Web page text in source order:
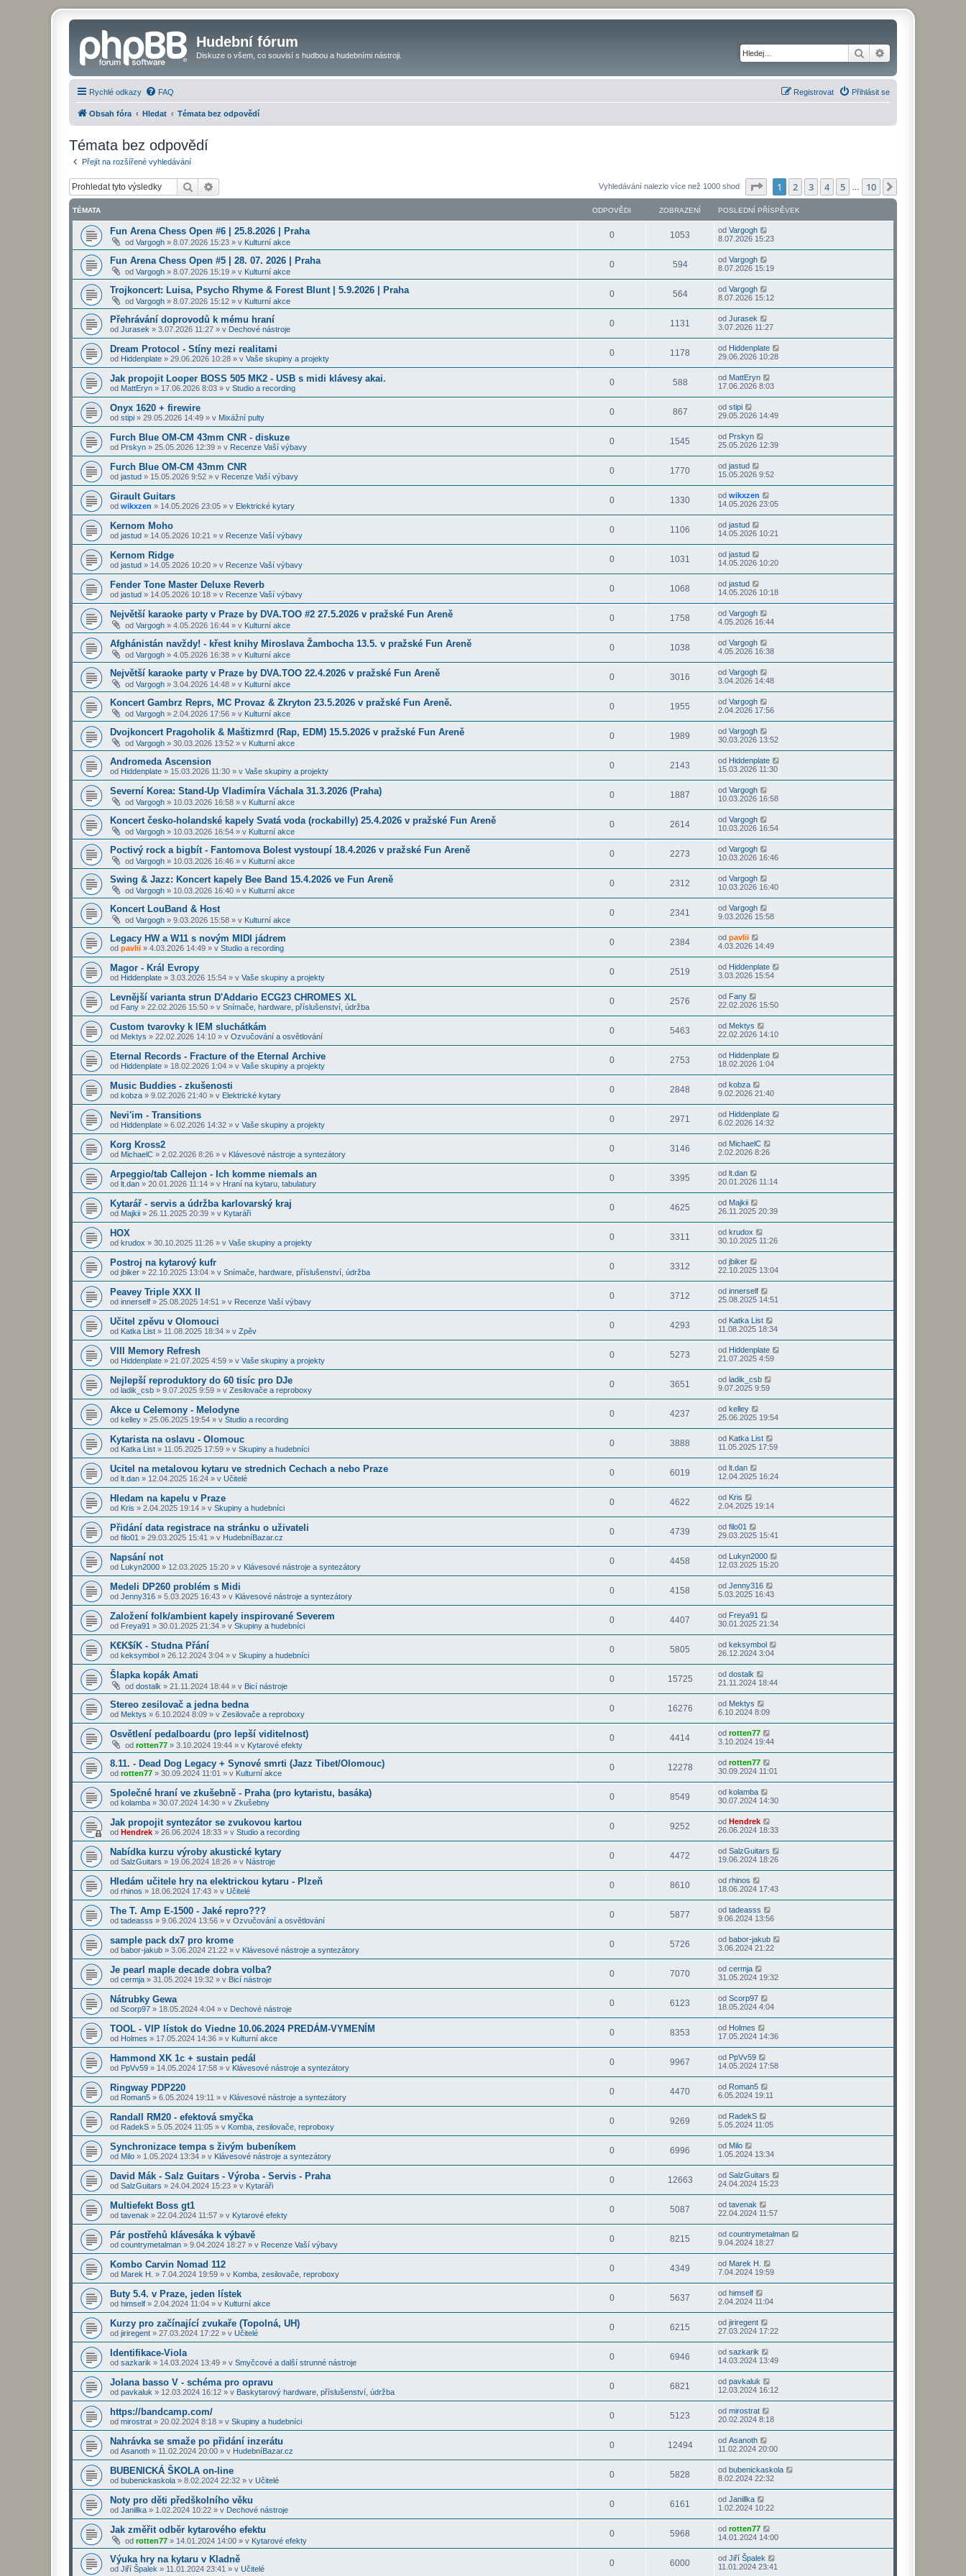
Hudební fórum
Diskuze o všem, co souvisí s hudbou a hudebními nástroji. Hledat
Rychlé odkazy FAQ Přihlásit se
Registrovat
Obsah fóra Hledat Témata bez odpovědí
Témata bez odpovědí
Přejít na rozšířené vyhledávání
Hledat Vyhledávání nalezlo více než 1000 shod Stránka z
1 2 3 4 5 10
TÉMATA ODPOVĚDI ZOBRAZENÍ POSLEDNÍ PŘÍSPĚVEK
Fun Arena Chess Open #6 | 25.8.2026 | Praha
od Vargogh » 8.07.2026 15:23 » v Kulturní akce
0 1053 od Vargogh
8.07.2026 15:23
Fun Arena Chess Open #5 | 28. 07. 2026 | Praha
od Vargogh » 8.07.2026 15:19 » v Kulturní akce
0 594 od Vargogh
8.07.2026 15:19
Trojkoncert: Luisa, Psycho Rhyme & Forest Blunt | 5.9.2026 | Praha
od Vargogh » 8.07.2026 15:12 » v Kulturní akce
0 564 od Vargogh
8.07.2026 15:12
Přehrávání doprovodů k mému hraní
od Jurasek » 3.07.2026 11:27 » v Dechové nástroje
0 1131 od Jurasek
3.07.2026 11:27
Dream Protocol - Stíny mezi realitami
od Hiddenplate » 29.06.2026 10:28 » v Vaše skupiny a projekty
0 1178 od Hiddenplate
29.06.2026 10:28
Jak propojit Looper BOSS 505 MK2 - USB s midi klávesy akai.
od MattEryn » 17.06.2026 8:03 » v Studio a recording
0 588 od MattEryn
17.06.2026 8:03
Onyx 1620 + firewire
od stipi » 29.05.2026 14:49 » v Mixážní pulty
0 867 od stipi
29.05.2026 14:49
Furch Blue OM-CM 43mm CNR - diskuze
od Prskyn » 25.05.2026 12:39 » v Recenze Vaší výbavy
0 1545 od Prskyn
25.05.2026 12:39
Furch Blue OM-CM 43mm CNR
od jastud » 15.05.2026 9:52 » v Recenze Vaší výbavy
0 1770 od jastud
15.05.2026 9:52
Girault Guitars
od wikxzen » 14.05.2026 23:05 » v Elektrické kytary
0 1330 od wikxzen
14.05.2026 23:05
Kernom Moho
od jastud » 14.05.2026 10:21 » v Recenze Vaší výbavy
0 1106 od jastud
14.05.2026 10:21
Kernom Ridge
od jastud » 14.05.2026 10:20 » v Recenze Vaší výbavy
0 1031 od jastud
14.05.2026 10:20
Fender Tone Master Deluxe Reverb
od jastud » 14.05.2026 10:18 » v Recenze Vaší výbavy
0 1068 od jastud
14.05.2026 10:18
Největší karaoke party v Praze by DVA.TOO #2 27.5.2026 v pražské Fun Areně
od Vargogh » 4.05.2026 16:44 » v Kulturní akce
0 1758 od Vargogh
4.05.2026 16:44
Afghánistán navždy! - křest knihy Miroslava Žambocha 13.5. v pražské Fun Areně
od Vargogh » 4.05.2026 16:38 » v Kulturní akce
0 1038 od Vargogh
4.05.2026 16:38
Největší karaoke party v Praze by DVA.TOO 22.4.2026 v pražské Fun Areně
od Vargogh » 3.04.2026 14:48 » v Kulturní akce
0 3016 od Vargogh
3.04.2026 14:48
Koncert Gambrz Reprs, MC Provaz & Zkryton 23.5.2026 v pražské Fun Areně.
od Vargogh » 2.04.2026 17:56 » v Kulturní akce
0 1955 od Vargogh
2.04.2026 17:56
Dvojkoncert Pragoholik & Maštizmrd (Rap, EDM) 15.5.2026 v pražské Fun Areně
od Vargogh » 30.03.2026 13:52 » v Kulturní akce
0 1989 od Vargogh
30.03.2026 13:52
Andromeda Ascension
od Hiddenplate » 15.03.2026 11:30 » v Vaše skupiny a projekty
0 2143 od Hiddenplate
15.03.2026 11:30
Severní Korea: Stand-Up Vladimíra Váchala 31.3.2026 (Praha)
od Vargogh » 10.03.2026 16:58 » v Kulturní akce
0 1887 od Vargogh
10.03.2026 16:58
Koncert česko-holandské kapely Svatá voda (rockabilly) 25.4.2026 v pražské Fun Areně
od Vargogh » 10.03.2026 16:54 » v Kulturní akce
0 2614 od Vargogh
10.03.2026 16:54
Poctivý rock a bigbít - Fantomova Bolest vystoupí 18.4.2026 v pražské Fun Areně
od Vargogh » 10.03.2026 16:46 » v Kulturní akce
0 2273 od Vargogh
10.03.2026 16:46
Swing & Jazz: Koncert kapely Bee Band 15.4.2026 ve Fun Areně
od Vargogh » 10.03.2026 16:40 » v Kulturní akce
0 2312 od Vargogh
10.03.2026 16:40
Koncert LouBand & Host
od Vargogh » 9.03.2026 15:58 » v Kulturní akce
0 2341 od Vargogh
9.03.2026 15:58
Legacy HW a W11 s novým MIDI jádrem
od pavlii » 4.03.2026 14:49 » v Studio a recording
0 2384 od pavlii
4.03.2026 14:49
Magor - Král Evropy
od Hiddenplate » 3.03.2026 15:54 » v Vaše skupiny a projekty
0 2519 od Hiddenplate
3.03.2026 15:54
Levnější varianta strun D'Addario ECG23 CHROMES XL
od Fany » 22.02.2026 15:50 » v Snímače, hardware, příslušenství, údržba
0 2576 od Fany
22.02.2026 15:50
Custom tvarovky k IEM sluchátkám
od Mektys » 22.02.2026 14:10 » v Ozvučování a osvětlování
0 5463 od Mektys
22.02.2026 14:10
Eternal Records - Fracture of the Eternal Archive
od Hiddenplate » 18.02.2026 1:04 » v Vaše skupiny a projekty
0 2753 od Hiddenplate
18.02.2026 1:04
Music Buddies - zkušenosti
od kobza » 9.02.2026 21:40 » v Elektrické kytary
0 2848 od kobza
9.02.2026 21:40
Nevi'im - Transitions
od Hiddenplate » 6.02.2026 14:32 » v Vaše skupiny a projekty
0 2971 od Hiddenplate
6.02.2026 14:32
Korg Kross2
od MichaelC » 2.02.2026 8:26 » v Klávesové nástroje a syntezátory
0 3146 od MichaelC
2.02.2026 8:26
Arpeggio/tab Callejon - Ich komme niemals an
od lt.dan » 20.01.2026 11:14 » v Hraní na kytaru, tabulatury
0 3395 od lt.dan
20.01.2026 11:14
Kytarář - servis a údržba karlovarský kraj
od Majkii » 26.11.2025 20:39 » v Kytaráři
0 4625 od Majkii
26.11.2025 20:39
HOX
od krudox » 30.10.2025 11:26 » v Vaše skupiny a projekty
0 3311 od krudox
30.10.2025 11:26
Postroj na kytarový kufr
od jbiker » 22.10.2025 13:04 » v Snímače, hardware, příslušenství, údržba
0 3312 od jbiker
22.10.2025 13:04
Peavey Triple XXX II
od innerself » 25.08.2025 14:51 » v Recenze Vaší výbavy
0 3712 od innerself
25.08.2025 14:51
Učitel zpěvu v Olomouci
od Katka List » 11.08.2025 18:34 » v Zpěv
0 4293 od Katka List
11.08.2025 18:34
VIII Memory Refresh
od Hiddenplate » 21.07.2025 4:59 » v Vaše skupiny a projekty
0 5273 od Hiddenplate
21.07.2025 4:59
Nejlepší reproduktory do 60 tisíc pro DJe
od ladik_csb » 9.07.2025 9:59 » v Zesilovače a reproboxy
0 3651 od ladik_csb
9.07.2025 9:59
Akce u Celemony - Melodyne
od kelley » 25.06.2025 19:54 » v Studio a recording
0 4237 od kelley
25.06.2025 19:54
Kytarista na oslavu - Olomouc
od Katka List » 11.05.2025 17:59 » v Skupiny a hudebníci
0 3888 od Katka List
11.05.2025 17:59
Ucitel na metalovou kytaru ve strednich Cechach a nebo Praze
od lt.dan » 12.04.2025 16:24 » v Učitelé
0 6019 od lt.dan
12.04.2025 16:24
Hledam na kapelu v Praze
od Kris » 2.04.2025 19:14 » v Skupiny a hudebníci
0 4622 od Kris
2.04.2025 19:14
Přidání data registrace na stránku o uživateli
od filo01 » 29.03.2025 15:41 » v HudebníBazar.cz
0 4739 od filo01
29.03.2025 15:41
Napsání not
od Lukyn2000 » 12.03.2025 15:20 » v Klávesové nástroje a syntezátory
0 4458 od Lukyn2000
12.03.2025 15:20
Medeli DP260 problém s Midi
od Jenny316 » 5.03.2025 16:43 » v Klávesové nástroje a syntezátory
0 4158 od Jenny316
5.03.2025 16:43
Založení folk/ambient kapely inspirované Severem
od Freya91 » 30.01.2025 21:34 » v Skupiny a hudebníci
0 4407 od Freya91
30.01.2025 21:34
K€K$íK - Studna Přání
od keksymbol » 26.12.2024 3:04 » v Skupiny a hudebníci
0 5805 od keksymbol
26.12.2024 3:04
Šlapka kopák Amati
od dostalk » 21.11.2024 18:44 » v Bicí nástroje
0 15725 od dostalk
21.11.2024 18:44
Stereo zesilovač a jedna bedna
od Mektys » 6.10.2024 8:09 » v Zesilovače a reproboxy
0 16276 od Mektys
6.10.2024 8:09
Osvětlení pedalboardu (pro lepší viditelnost)
od rotten77 » 3.10.2024 19:44 » v Kytarové efekty
0 4414 od rotten77
3.10.2024 19:44
8.11. - Dead Dog Legacy + Synové smrti (Jazz Tibet/Olomouc)
od rotten77 » 30.09.2024 11:01 » v Kulturní akce
0 12278 od rotten77
30.09.2024 11:01
Společné hraní ve zkušebně - Praha (pro kytaristu, basáka)
od kolamba » 30.07.2024 14:30 » v Zkušebny
0 8549 od kolamba
30.07.2024 14:30
Jak propojit syntezátor se zvukovou kartou
od Hendrek » 26.06.2024 18:33 » v Studio a recording
0 9252 od Hendrek
26.06.2024 18:33
Nabídka kurzu výroby akustické kytary
od SalzGuitars » 19.06.2024 18:26 » v Nástroje
0 4472 od SalzGuitars
19.06.2024 18:26
Hledám učitele hry na elektrickou kytaru - Plzeň
od rhinos » 18.06.2024 17:43 » v Učitelé
0 8610 od rhinos
18.06.2024 17:43
The T. Amp E-1500 - Jaké repro???
od tadeasss » 9.06.2024 13:56 » v Ozvučování a osvětlování
0 5877 od tadeasss
9.06.2024 13:56
sample pack dx7 pro krome
od babor-jakub » 3.06.2024 21:22 » v Klávesové nástroje a syntezátory
0 5726 od babor-jakub
3.06.2024 21:22
Je pearl maple decade dobra volba?
od cermja » 31.05.2024 19:32 » v Bicí nástroje
0 7070 od cermja
31.05.2024 19:32
Nátrubky Gewa
od Scorp97 » 18.05.2024 4:04 » v Dechové nástroje
0 6123 od Scorp97
18.05.2024 4:04
TOOL - VIP lístok do Viedne 10.06.2024 PREDÁM-VYMENÍM
od Holmes » 17.05.2024 14:36 » v Kulturní akce
0 8353 od Holmes
17.05.2024 14:36
Hammond XK 1c + sustain pedál
od PpVv59 » 14.05.2024 17:58 » v Klávesové nástroje a syntezátory
0 9967 od PpVv59
14.05.2024 17:58
Ringway PDP220
od Roman5 » 6.05.2024 19:11 » v Klávesové nástroje a syntezátory
0 4470 od Roman5
6.05.2024 19:11
Randall RM20 - efektová smyčka
od RadekS » 5.05.2024 11:05 » v Komba, zesilovače, reproboxy
0 9269 od RadekS
5.05.2024 11:05
Synchronizace tempa s živým bubeníkem
od Milo » 1.05.2024 13:34 » v Klávesové nástroje a syntezátory
0 6996 od Milo
1.05.2024 13:34
David Mák - Salz Guitars - Výroba - Servis - Praha
od SalzGuitars » 24.04.2024 15:23 » v Kytaráři
0 12663 od SalzGuitars
24.04.2024 15:23
Multiefekt Boss gt1
od tavenak » 22.04.2024 11:57 » v Kytarové efekty
0 5087 od tavenak
22.04.2024 11:57
Pár postřehů klávesáka k výbavě
od countrymetalman » 9.04.2024 18:27 » v Recenze Vaší výbavy
0 8215 od countrymetalman
9.04.2024 18:27
Kombo Carvin Nomad 112
od Marek H. » 7.04.2024 19:59 » v Komba, zesilovače, reproboxy
0 4349 od Marek H.
7.04.2024 19:59
Buty 5.4. v Praze, jeden lístek
od himself » 2.04.2024 11:04 » v Kulturní akce
0 5637 od himself
2.04.2024 11:04
Kurzy pro začínající zvukaře (Topolná, UH)
od jiriregent » 27.03.2024 17:22 » v Učitelé
0 6215 od jiriregent
27.03.2024 17:22
Identifikace-Viola
od sazkarik » 14.03.2024 13:49 » v Smyčcové a další strunné nástroje
0 6946 od sazkarik
14.03.2024 13:49
Jolana basso V - schéma pro opravu
od pavkaluk » 12.03.2024 16:12 » v Baskytarový hardware, příslušenství, údržba
0 6821 od pavkaluk
12.03.2024 16:12
https://bandcamp.com/
od mirostrat » 20.02.2024 8:18 » v Skupiny a hudebníci
0 5123 od mirostrat
20.02.2024 8:18
Nahrávka se smaže po přidání inzerátu
od Asanoth » 11.02.2024 20:00 » v HudebníBazar.cz
0 12494 od Asanoth
11.02.2024 20:00
BUBENICKÁ ŠKOLA on-line
od bubenickaskola » 8.02.2024 22:32 » v Učitelé
0 5828 od bubenickaskola
8.02.2024 22:32
Noty pro děti předškolního věku
od Janillka » 1.02.2024 10:22 » v Dechové nástroje
0 6161 od Janillka
1.02.2024 10:22
Jak změřit odběr kytarového efektu
od rotten77 » 14.01.2024 14:00 » v Kytarové efekty
0 5968 od rotten77
14.01.2024 14:00
Výuka hry na kytaru v Kladně
od Jiří Špalek » 11.01.2024 23:41 » v Učitelé
0 6000 od Jiří Špalek
11.01.2024 23:41